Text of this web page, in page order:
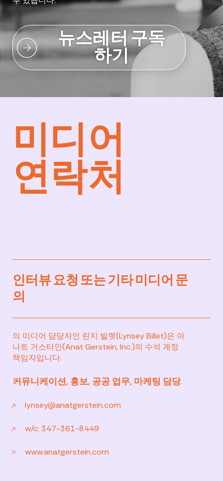
뉴스레터 구독
하기
미디어
연락처
인터뷰 요청 또는 기타 미디어 문
의
의 미디어 담당자인 린지 빌렛(Lynsey Billet)은 아
나트 거스타인(Anat Gerstein, Inc.)의 수석 계정
책임자입니다.
커뮤니케이션, 홍보, 공공 업무, 마케팅 담당.
lynsey@anatgerstein.com
w/c: 347-361-8449
www.anatgerstein.com